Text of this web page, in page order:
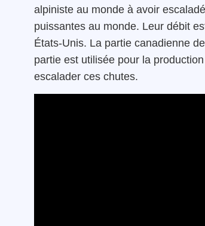
alpiniste au monde à avoir
puissantes au monde. Leur débit
États-Unis. La partie canadienne
partie est utilisée pour la
escalader ces chutes.